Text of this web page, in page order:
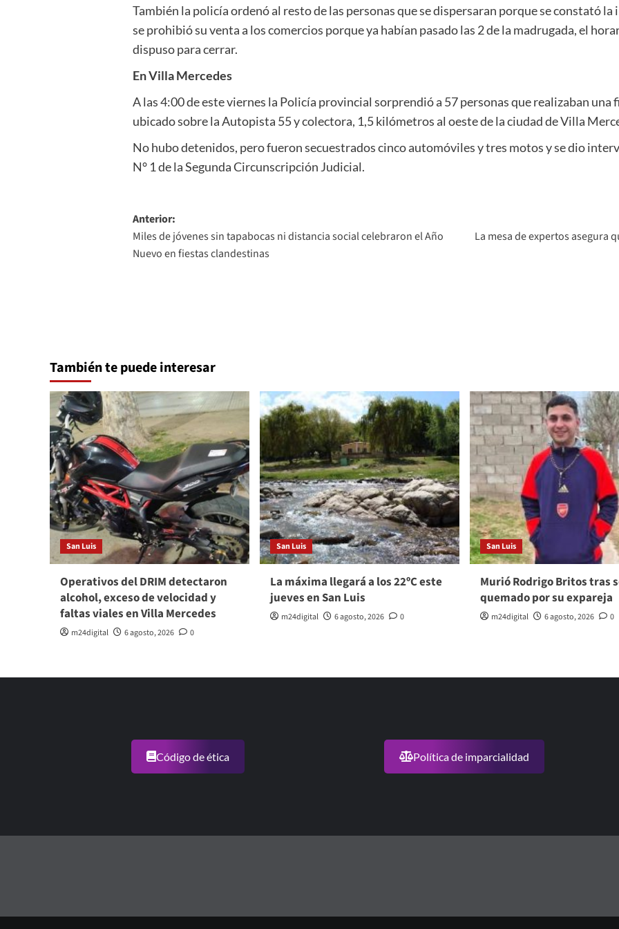
También la policía ordenó al resto de las personas que se dispersaran porque se constató
se prohibió su venta a los comercios porque ya habían pasado las 2 de la madrugada, el
dispuso para cerrar.
En Villa Mercedes
A las 4:00 de este viernes la Policía provincial sorprendió a 57 personas que realizaban una
ubicado sobre la Autopista 55 y colectora, 1,5 kilómetros al oeste de la ciudad de Villa
No hubo detenidos, pero fueron secuestrados cinco automóviles y tres motos y se dio
N° 1 de la Segunda Circunscripción Judicial.
Navegación
de
entradas
Anterior:
Miles de jóvenes sin tapabocas ni distancia social celebraron el Año
Nuevo en fiestas clandestinas
La mesa de expertos asegura
También te puede interesar
San Luis
Operativos del DRIM detectaron
alcohol, exceso de velocidad y
faltas viales en Villa Mercedes
m24digital 6 agosto, 2026 0
San Luis
La máxima llegará a los 22ºC este
jueves en San Luis
m24digital 6 agosto, 2026 0
San Luis
Murió Rodrigo Britos tras
quemado por su expareja
m24digital 6 agosto, 2026 0
Código de ética Política de imparcialidad